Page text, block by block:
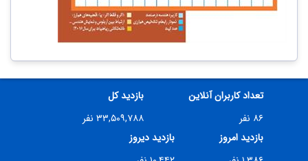
تعداد کاربران آنلاین
۸۶ نفر
بازدید کل
۳۳,۵۰۹,۷۸۸ نفر
بازدید امروز
بازدید دیروز